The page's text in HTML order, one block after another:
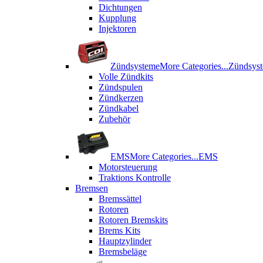
Dichtungen
Kupplung
Injektoren
ZündsystemeMore Categories...
Volle Zündkits
Zündspulen
Zündkerzen
Zündkabel
Zubehör
EMSMore Categories...EMS
Motorsteuerung
Traktions Kontrolle
Bremsen
Bremssättel
Rotoren
Rotoren Bremskits
Brems Kits
Hauptzylinder
Bremsbeläge